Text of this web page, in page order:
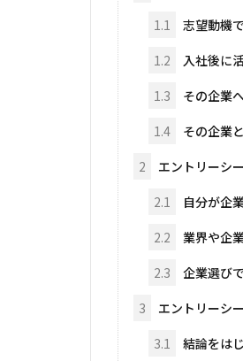
1.1
志望動機
1.2
入社後に
1.3
その企業
1.4
その企業
2
エントリーシ
2.1
自分が企
2.2
業界や企
2.3
企業選び
3
エントリーシ
3.1
結論をは